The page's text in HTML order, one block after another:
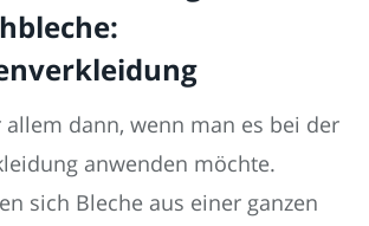
dann, wenn man es bei der
anwenden möchte.
sich Bleche aus einer ganzen